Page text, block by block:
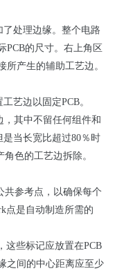
了处理边缘。整个电路
PCB的尺寸。右上角区
所产生的辅助工艺边。
艺边以固定PCB。
，其中不留任何组件和
当长宽比超过80％时
色的工艺边拆除。
共参考点，以确保每个
点是自动制造所需的
这些标记应放置在PCB
之间的中心距离应至少